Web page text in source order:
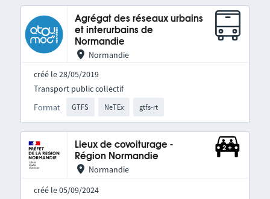
Agrégat des réseaux urbains
et interurbains de
Normandie
Normandie
créé le 28/05/2019
Format GTFS NeTEx gtfs-rt
Transport public collectif
Lieux de covoiturage -
Région Normandie
Normandie
créé le 05/09/2024